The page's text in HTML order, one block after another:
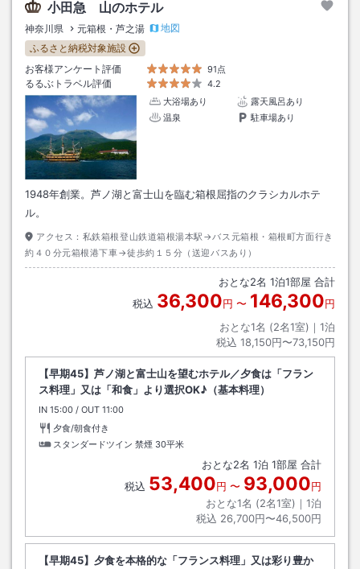
小田急 山のホテル
神奈川県 元箱根・芦之湯
地図
ふるさと納税対象施設
お客様アンケート評価
91点
るるぶトラベル評価
4.2
大浴場あり
露天風呂あり
温泉
駐車場あり
1948年創業。芦ノ湖と富士山を臨む箱根屈指のクラシカルホテ
ル。
アクセス： 私鉄箱根登山鉄道箱根湯本駅→バス元箱根・箱根町方面行き
約４０分元箱根港下車→徒歩約１５分（送迎バスあり）
おとな2名 1泊1部屋 合計
税込 36,300円 〜 146,300円
おとな1名 (2名1室)｜ 1泊
税込 18,150円〜73,150円
【早期45】芦ノ湖と富士山を望むホテル／夕食は「フラン
ス料理」又は「和食」より選択OK♪（基本料理）
IN チェックイン
15:00 / OUT チェックアウト
11:00
夕食/朝食付き
スタンダードツイン 禁煙 30平米
おとな2名 1泊 1部屋 合計
税込 53,400円 〜 93,000円
おとな1名 (2名1室)｜ 1泊
税込 26,700円〜46,500円
【早期45】夕食を本格的な「フランス料理」又は彩り豊か